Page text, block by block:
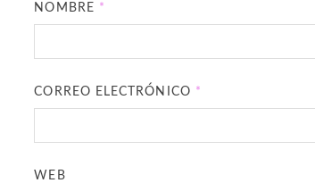
NOMBRE *
CORREO ELECTRÓNICO *
WEB